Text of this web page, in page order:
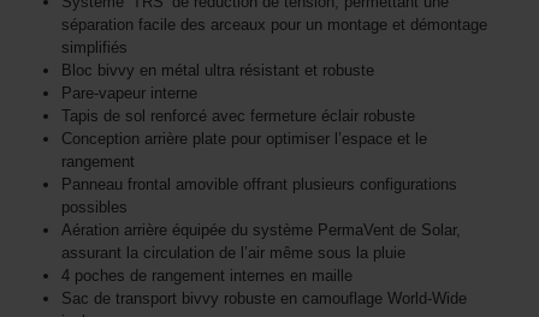
séparation facile des arceaux pour un montage et démontage
simplifiés
Bloc bivvy en métal ultra résistant et robuste
Pare-vapeur interne
Tapis de sol renforcé avec fermeture éclair robuste
Conception arrière plate pour optimiser l’espace et le
rangement
Panneau frontal amovible offrant plusieurs configurations
possibles
Aération arrière équipée du système PermaVent de Solar,
assurant la circulation de l’air même sous la pluie
4 poches de rangement internes en maille
Sac de transport bivvy robuste en camouflage World-Wide